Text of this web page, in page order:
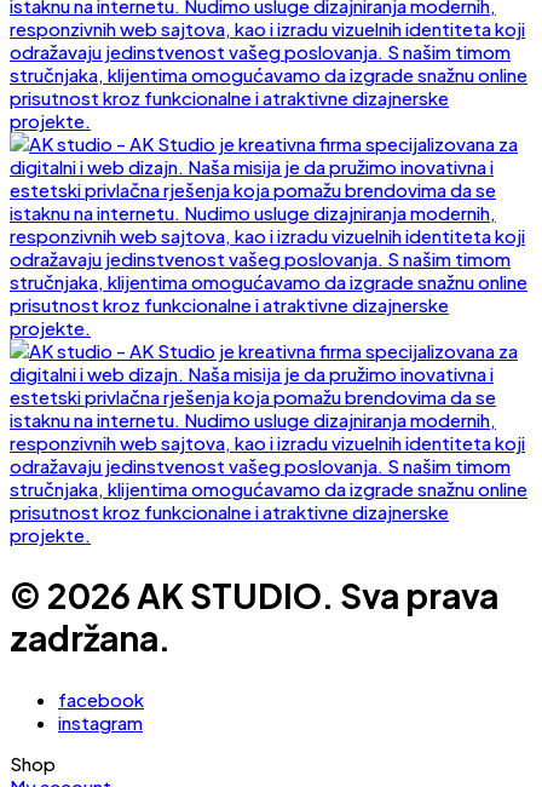
© 2026 AK STUDIO. Sva prava
zadržana.
facebook
instagram
Shop